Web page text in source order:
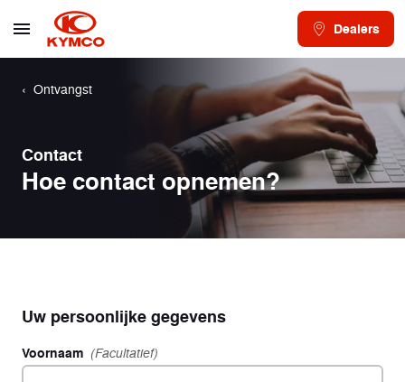
Dealers
Ontvangst
Contact
Hoe contact opnemen?
Uw persoonlijke gegevens
Voornaam (Facultatief)